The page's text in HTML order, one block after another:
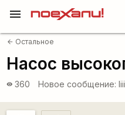
menu
arrow_back Остальное
Насос
visibility 360 Новое сообщение: